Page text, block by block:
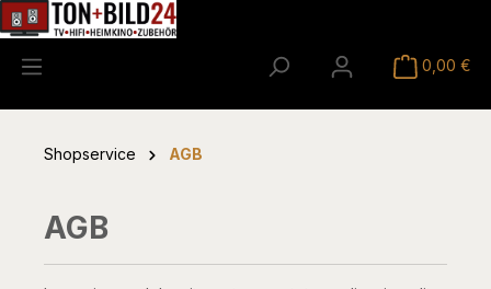
springen
0,00 €
Shopservice AGB
AGB